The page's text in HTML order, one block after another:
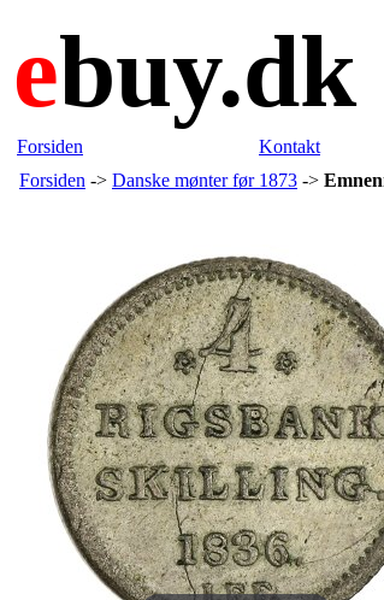
ebuy.dk
Forsiden Kontakt
Forsiden -> Danske mønter før 1873 ->